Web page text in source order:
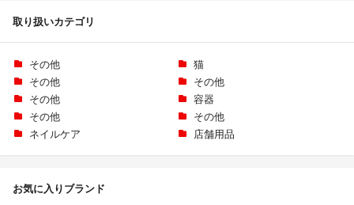
取り扱いカテゴリ
その他
猫
その他
その他
その他
容器
その他
その他
ネイルケア
店舗用品
お気に入りブランド